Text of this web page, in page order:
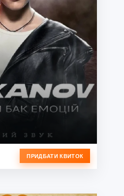
ПРИДБАТИ КВИТОК